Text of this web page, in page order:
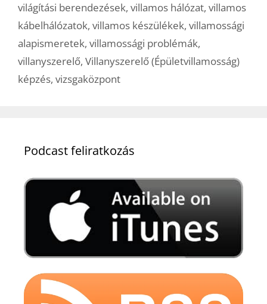
világítási berendezések, villamos hálózat, villamos
kábelhálózatok, villamos készülékek, villamossági
alapismeretek, villamossági problémák,
villanyszerelő, Villanyszerelő (Épületvillamosság)
képzés, vizsgaközpont
Podcast feliratkozás